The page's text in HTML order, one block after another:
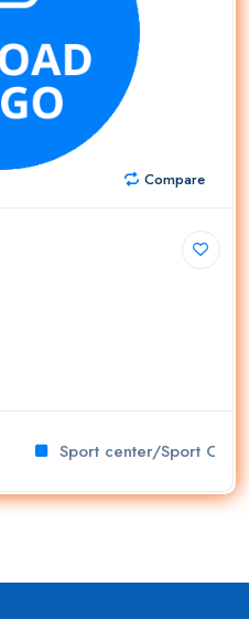
Compare
Sport center/Sport Club